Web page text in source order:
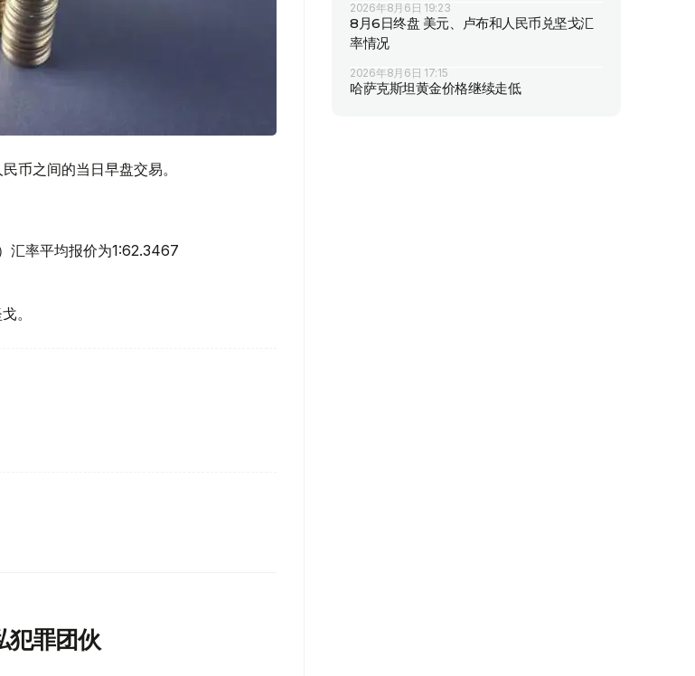
币之间的当日早盘交易。
汇率平均报价为1:62.3467
。
犯罪团伙
2026年8月6日 19:23
8月6日终盘 美元、卢布和人民币兑坚戈汇
率情况
2026年8月6日 17:15
哈萨克斯坦黄金价格继续走低